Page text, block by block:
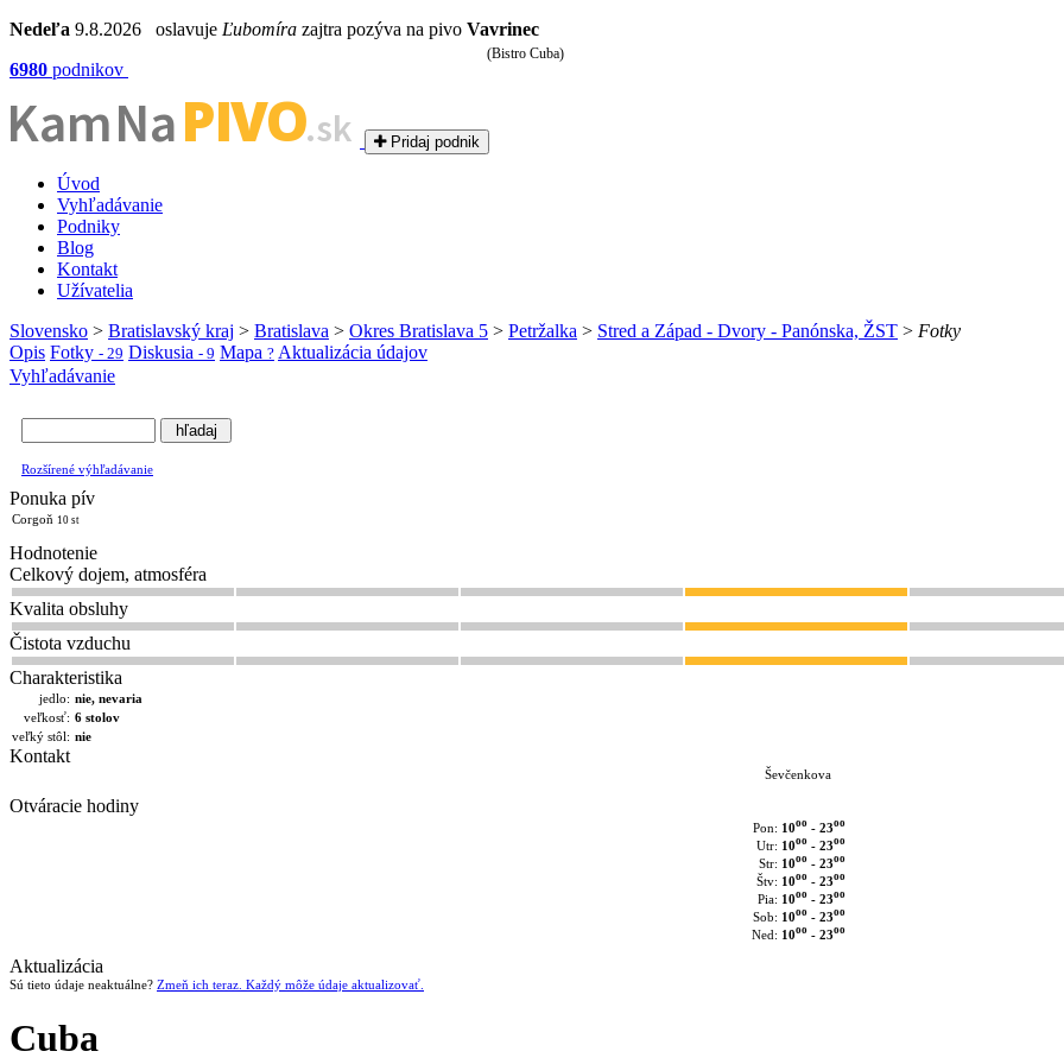
Nedeľa 9.8.2026 oslavuje Ľubomíra zajtra pozýva na pivo Vavrinec
6980 podnikov
Kam NaPIVO.sk Pridaj podnik
Úvod
Vyhľadávanie
Podniky
Blog
Kontakt
Užívatelia
Slovensko > Bratislavský kraj > Bratislava > Okres Bratislava 5 > Petržalka > Stred a Západ - Dvory - Panónska, ŽST > Fotky
Opis Fotky - 29 Diskusia - 9 Mapa ? Aktualizácia údajov
Vyhľadávanie
Rozšírené výhľadávanie
Ponuka pív
Corgoň 10 st
Hodnotenie
Celkový dojem, atmosféra
Kvalita obsluhy
Čistota vzduchu
Charakteristika
jedlo: nie, nevaria
veľkosť: 6 stolov
veľký stôl: nie
Kontakt
Ševčenkova
Otváracie hodiny
Pon: 10oo- 23oo
Utr: 10oo- 23oo
Str: 10oo- 23oo
Štv: 10oo- 23oo
Pia: 10oo- 23oo
Sob: 10oo- 23oo
Ned: 10oo- 23oo
Aktualizácia
Sú tieto údaje neaktuálne? Zmeň ich teraz. Každý môže údaje aktualizovať.
Cuba
(Bistro Cuba)